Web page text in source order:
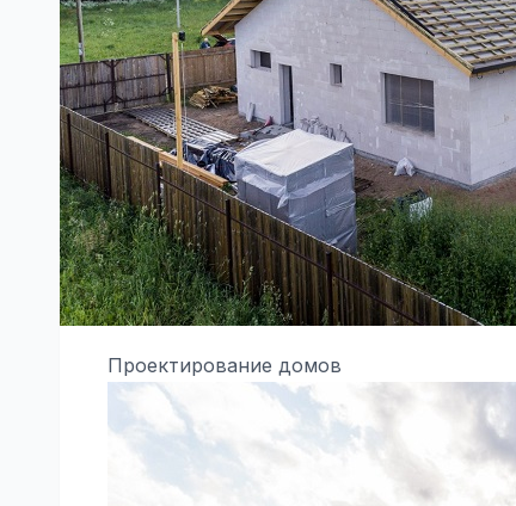
Проектирование домов